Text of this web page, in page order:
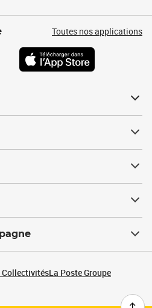
Toutes nos applications
CollectivitésLa Poste Groupe